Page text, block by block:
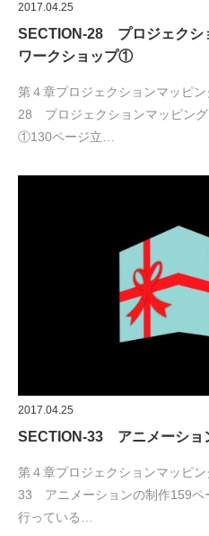
2017.04.25
SECTION-28 プロジェクシ
ワークショップ①
第４章プロジェクションマッピ
28 プロジェクションマッピン
①130ページ立…
2017.04.25
SECTION-33 アニメーショ
第４章プロジェクションマッピ
33 アニメーションの制作159ペ
行っている…